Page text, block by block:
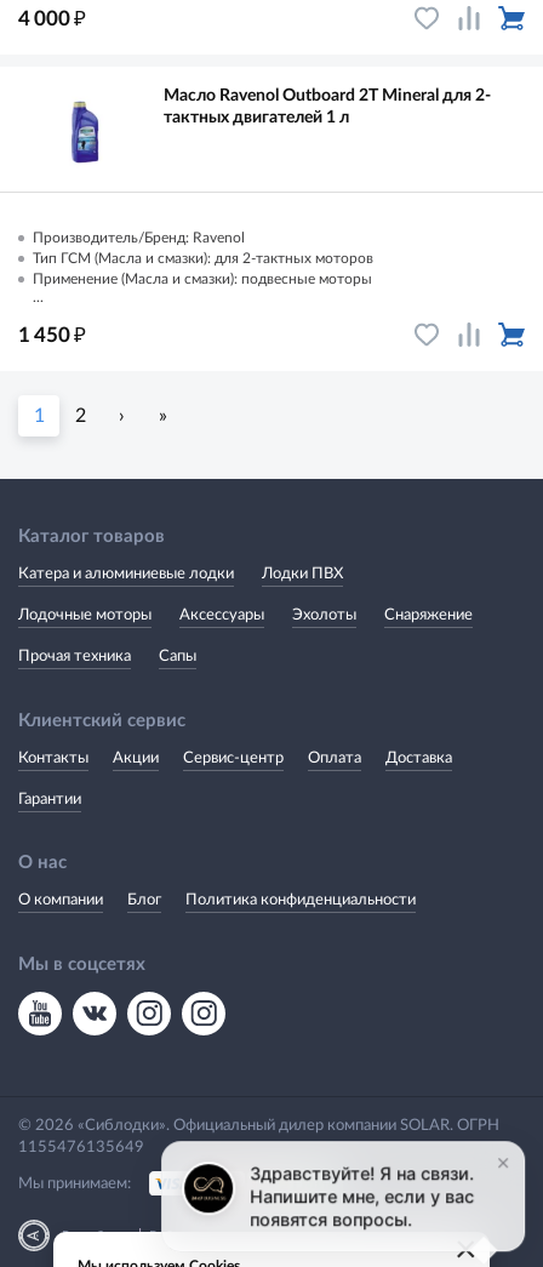
4 000₽
Масло Ravenol Outboard 2T Mineral для 2-
тактных двигателей 1 л
Производитель/Бренд: Ravenol
Тип ГСМ (Масла и смазки): для 2-тактных моторов
Применение (Масла и смазки): подвесные моторы
...
1 450₽
1 2 › »
Каталог товаров
Катера и алюминиевые лодки Лодки ПВХ
Лодочные моторы Аксессуары Эхолоты Снаряжение
Прочая техника Сапы
Клиентский сервис
Контакты Акции Сервис-центр Оплата Доставка
Гарантии
О нас
О компании Блог Политика конфиденциальности
Мы в соцсетях
© 2026 «Сиблодки». Официальный дилер компании SOLAR. ОГРН
1155476135649
Мы принимаем:
Разработка|Веб-аналитика ×